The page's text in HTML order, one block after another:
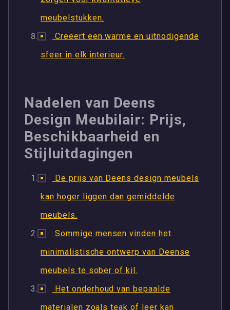
meubelstukken.
Creëert een warme en uitnodigende
sfeer in elk interieur.
Nadelen van Deens
Design Meubilair: Prijs,
Beschikbaarheid en
Stijluitdagingen
De prijs van Deens design meubels
kan hoger liggen dan gemiddelde
meubels.
Sommige mensen vinden het
minimalistische ontwerp van Deense
meubels te sober of kil.
Het onderhoud van bepaalde
materialen zoals teak of leer kan